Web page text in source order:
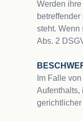
Werden
steht. Wenn
Abs. 2
Im Falle
Aufenthalts,